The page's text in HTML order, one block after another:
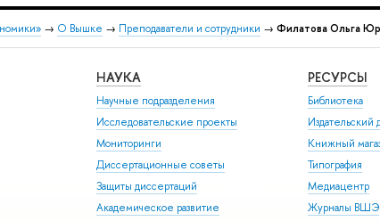
→ О Вышке → Преподаватели и сотрудники → Филатова Ольга
НАУКА
Научные подразделения
Исследовательские проекты
Мониторинги
Диссертационные советы
Защиты диссертаций
Академическое развитие
РЕСУРСЫ
Библиотека
Книжный
Типография
Медиацентр
Журналы ВШЭ